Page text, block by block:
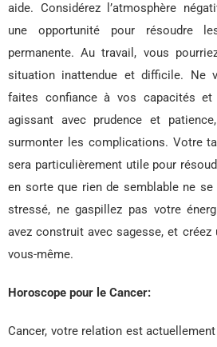
aide. Considérez l’atmosphère
une opportunité pour résoudre
permanente. Au travail, vous
situation inattendue et difficile. Ne
faites confiance à vos capacités
agissant avec prudence et
surmonter les complications. Votre
sera particulièrement utile pour
en sorte que rien de semblable ne
stressé, ne gaspillez pas votre
avez construit avec sagesse, et
vous-même.
Horoscope pour le Cancer:
Cancer, votre relation est